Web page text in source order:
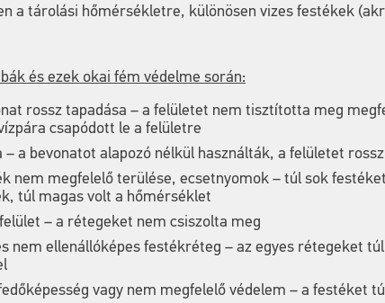
a tárolási hőmérsékletre, különösen vizes festékek
és ezek okai fém védelme során:
rossz tapadása – a felületet nem tisztította meg
csapódott le a felületre
– a bevonatot alapozó nélkül használták, a felületet
nem megfelelő terülése, ecsetnyomok – túl sok
túl magas volt a hőmérséklet
– a rétegeket nem csiszolta meg
nem ellenállóképes festékréteg – az egyes rétegeket
vagy nem megfelelő védelem – a festéket